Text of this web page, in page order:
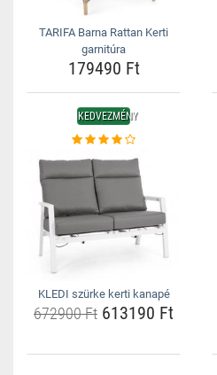
TARIFA Barna Rattan Kerti
garnitúra
179490 Ft
KEDVEZMÉNY
KLEDI szürke kerti kanapé
672900 Ft 613190 Ft